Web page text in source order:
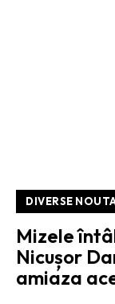
DIVERSE
Mizele
Nicușor
amiaza